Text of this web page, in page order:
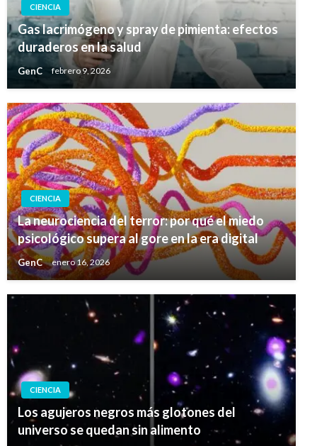
CIENCIA
Gas lacrimógeno y spray de pimienta: efectos
duraderos en la salud
GenC febrero 9, 2026
CIENCIA
La neurociencia del terror: por qué el miedo
psicológico supera al gore en la era digital
GenC enero 16, 2026
CIENCIA
Los agujeros negros más glotones del
universo se quedan sin alimento